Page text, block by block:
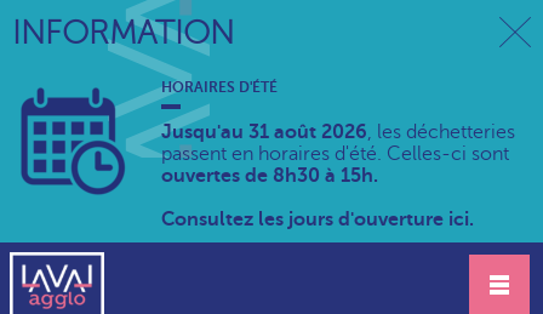
INFORMATION
HORAIRES D'ÉTÉ
Jusqu'au 31 août 2026, les déchetteries
passent en horaires d'été. Celles-ci sont
ouvertes de 8h30 à 15h.
Consultez les jours d'ouverture ici.